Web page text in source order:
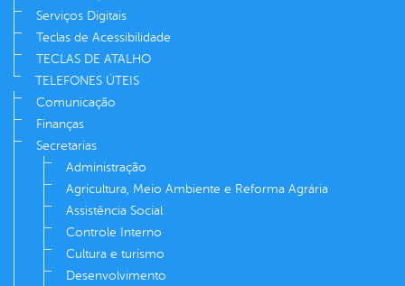
Serviços Digitais
Teclas de Acessibilidade
TECLAS DE ATALHO
TELEFONES ÚTEIS
Comunicação
Finanças
Secretarias
Administração
Agricultura, Meio Ambiente e Reforma Agrária
Assistência Social
Controle Interno
Cultura e turismo
Desenvolvimento